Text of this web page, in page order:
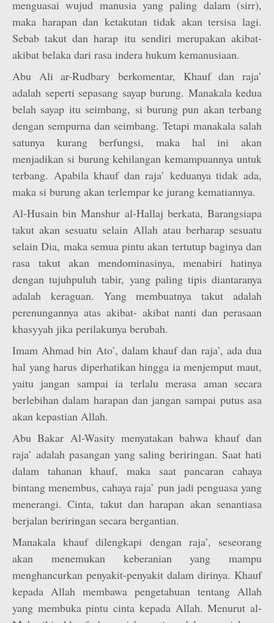
menguasai wujud manusia yang paling dalam (sirr),
maka harapan dan ketakutan tidak akan tersisa lagi.
Sebab takut dan harap itu sendiri merupakan akibat-
akibat belaka dari rasa indera hukum kemanusiaan.
Abu Ali ar-Rudbary berkomentar, Khauf dan raja’
adalah seperti sepasang sayap burung. Manakala kedua
belah sayap itu seimbang, si burung pun akan terbang
dengan sempurna dan seimbang. Tetapi manakala salah
satunya kurang berfungsi, maka hal ini akan
menjadikan si burung kehilangan kemampuannya untuk
terbang. Apabila khauf dan raja’ keduanya tidak ada,
maka si burung akan terlempar ke jurang kematiannya.
Al-Husain bin Manshur al-Hallaj berkata, Barangsiapa
takut akan sesuatu selain Allah atau berharap sesuatu
selain Dia, maka semua pintu akan tertutup baginya dan
rasa takut akan mendominasinya, menabiri hatinya
dengan tujuhpuluh tabir, yang paling tipis diantaranya
adalah keraguan. Yang membuatnya takut adalah
perenungannya atas akibat- akibat nanti dan perasaan
khasyyah jika perilakunya berubah.
Imam Ahmad bin Ato’, dalam khauf dan raja’, ada dua
hal yang harus diperhatikan hingga ia menjemput maut,
yaitu jangan sampai ia terlalu merasa aman secara
berlebihan dalam harapan dan jangan sampai putus asa
akan kepastian Allah.
Abu Bakar Al-Wasity menyatakan bahwa khauf dan
raja’ adalah pasangan yang saling beriringan. Saat hati
dalam tahanan khauf, maka saat pancaran cahaya
bintang menembus, cahaya raja’ pun jadi penguasa yang
menerangi. Cinta, takut dan harapan akan senantiasa
berjalan beriringan secara bergantian.
Manakala khauf dilengkapi dengan raja’, seseorang
akan menemukan keberanian yang mampu
menghancurkan penyakit-penyakit dalam dirinya. Khauf
kepada Allah membawa pengetahuan tentang Allah
yang membuka pintu cinta kepada Allah. Menurut al-